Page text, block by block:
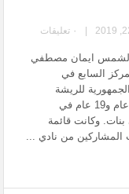
٠ تعليقات
الشمس ايمان مصطفي
السابع في
للريشة
الطائرة تحت 17 عام و19 عام في
وكانت قائمة
المشاركين من نادي ...